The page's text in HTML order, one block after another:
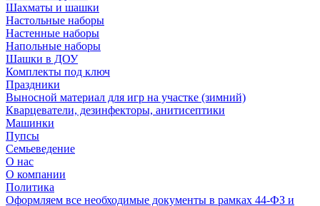
Шахматы и шашки
Настольные наборы
Настенные наборы
Напольные наборы
Шашки в ДОУ
Комплекты под ключ
Праздники
Выносной материал для игр на участке (зимний)
Кварцеватели, дезинфекторы, анитисептики
Машинки
Пупсы
Семьеведение
О нас
О компании
Политика
Оформляем все необходимые документы в рамках 44-ФЗ и